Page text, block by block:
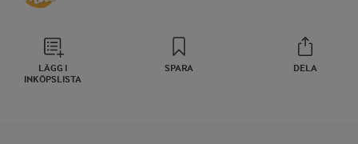
LÄGG I
INKÖPSLISTA
SPARA DELA